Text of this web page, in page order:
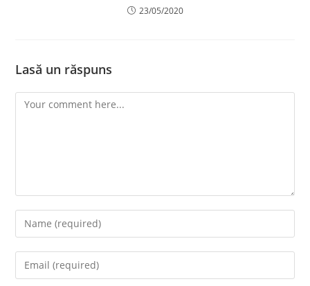
23/05/2020
Lasă un răspuns
Comment
Enter
your
name
Enter
your